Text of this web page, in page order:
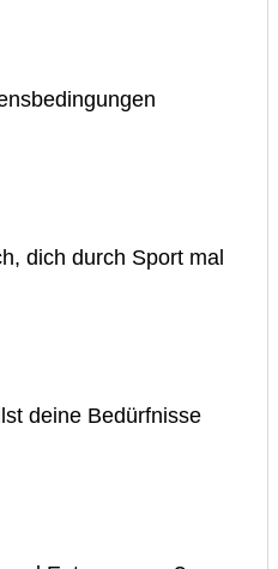
dich durch Sport mal
deine Bedürfnisse